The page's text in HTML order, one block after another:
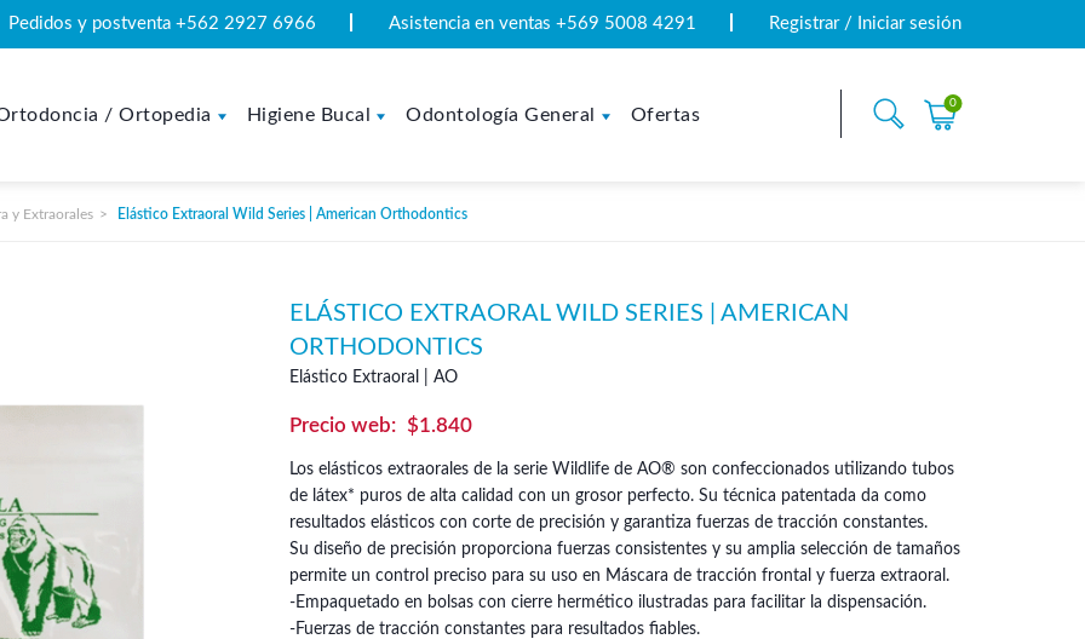
Pedidos y postventa +562 2927 6966 Asistencia en ventas +569 5008 4291 Registrar / Iniciar sesión
/ Ortopedia Higiene Bucal Odontología General Ofertas
0
y Extraorales Elástico Extraoral Wild Series | American Orthodontics
ELÁSTICO EXTRAORAL WILD SERIES | AMERICAN
ORTHODONTICS
Elástico Extraoral | AO
$1.840
Los elásticos extraorales de la serie Wildlife de AO® son confeccionados utilizando tubos
de látex* puros de alta calidad con un grosor perfecto. Su técnica patentada da como
resultados elásticos con corte de precisión y garantiza fuerzas de tracción constantes.
Su diseño de precisión proporciona fuerzas consistentes y su amplia selección de tamaños
permite un control preciso para su uso en Máscara de tracción frontal y fuerza extraoral.
-Empaquetado en bolsas con cierre hermético ilustradas para facilitar la dispensación.
-Fuerzas de tracción constantes para resultados fiables.